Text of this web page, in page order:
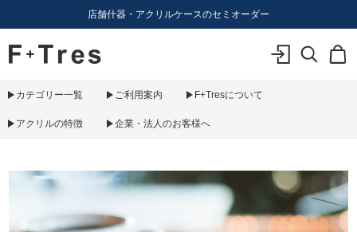
F+Tres｜エフ プラス トレス｜material figure experience
店舗什器・アクリルケースのセミオーダー
カテゴリー一覧 ご利用案内 F+Tresについて
アクリルの特徴 企業・法人のお客様へ